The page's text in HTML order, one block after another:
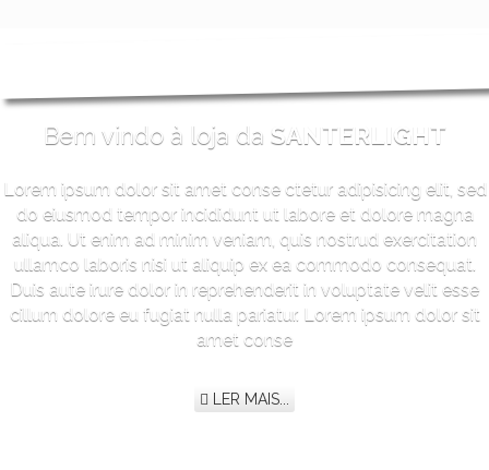
Bem vindo à loja da SANTERLIGHT
Lorem ipsum dolor sit amet conse ctetur adipisicing elit, sed
do eiusmod tempor incididunt ut labore et dolore magna
aliqua. Ut enim ad minim veniam, quis nostrud exercitation
ullamco laboris nisi ut aliquip ex ea commodo consequat.
Duis aute irure dolor in reprehenderit in voluptate velit esse
cillum dolore eu fugiat nulla pariatur. Lorem ipsum dolor sit
amet conse
LER MAIS...